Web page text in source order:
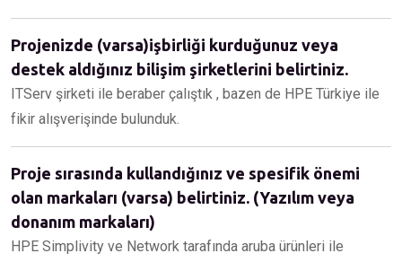
Projenizde (varsa)işbirliği kurduğunuz veya
destek aldığınız bilişim şirketlerini belirtiniz.
ITServ şirketi ile beraber çalıştık , bazen de HPE Türkiye ile
fikir alışverişinde bulunduk.
Proje sırasında kullandığınız ve spesifik önemi
olan markaları (varsa) belirtiniz. (Yazılım veya
donanım markaları)
HPE Simplivity ve Network tarafında aruba ürünleri ile